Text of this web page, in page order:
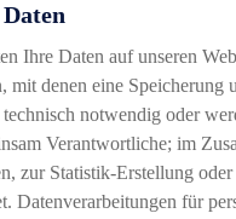
mit unseren
und bietest
und Tat zur Verfügung
Ihre Daten auf unseren
mit denen eine
notwendig oder
Verantwortliche; im
zur Statistik-Erstellung
Datenverarbeitungen für